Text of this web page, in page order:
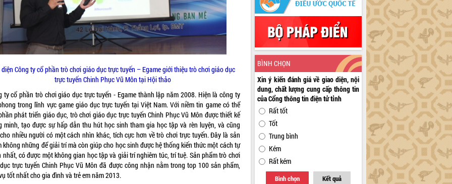
Công ty cổ phần trò chơi giáo dục trực tuyến – Egame giới thiệu trò chơi giáo dục
trực tuyến Chinh Phục Vũ Môn tại Hội thảo
ty cổ phần trò chơi giáo dục trực tuyến - Egame thành lập năm 2008. Hiện là công ty
trong lĩnh vực game giáo dục trực tuyến tại Việt Nam. Với niềm tin game có thể
phát triển giáo dục, trò chơi giáo dục trực tuyến Chinh Phục Vũ Môn được thiết kế
minh, tạo được sự hấp dẫn thu hút học sinh tham gia học tập và rèn luyện, và cũng
nhiều người có một cách nhìn khác, tích cực hơn về trò chơi trực tuyến. Đây là sản
không những để giải trí mà còn giúp cho học sinh được hệ thống kiến thức một cách tự
nhất, có được một không gian học tập và giải trí nghiêm túc, trí tuệ. Sản phẩm trò chơi
trực tuyến Chinh Phục Vũ Môn đã được công nhận nằm trong top 100 sản phẩm,
tốt nhất cho gia đình và trẻ em năm 2013.
BÌNH CHỌN
Xin ý kiến đánh giá về giao diện, nội
dung, chất lượng cung cấp thông tin
của Cổng thông tin điện tử tỉnh
Rất tốt
Tốt
Trung bình
Kém
Rất kém
Bình chọn Kết quả